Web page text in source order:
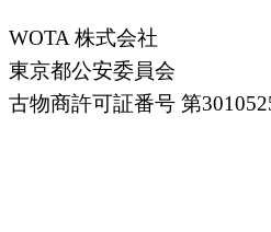
WOTA 株式会社
東京都公安委員会
古物商許可証番号 第